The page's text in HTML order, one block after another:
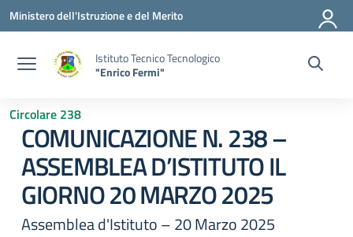
Vai ai contenuti
Vai al menu di navigazione
Vai al footer
Ministero dell'Istruzione e del Merito
Istituto Tecnico Tecnologico
"Enrico Fermi"
Circolare 238
COMUNICAZIONE N. 238 –
ASSEMBLEA D’ISTITUTO IL
GIORNO 20 MARZO 2025
Assemblea d'Istituto – 20 Marzo 2025